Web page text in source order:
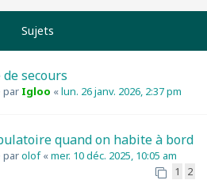
Sujets
secours
par Igloo «lun. 26 janv. 2026, 2:37 pm
quand on habite à bord
parolof«mer. 10 déc. 2025, 10:05 am
1 2